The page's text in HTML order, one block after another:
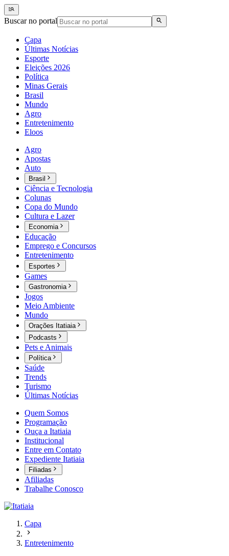
Buscar no portal
Capa
Últimas Notícias
Esporte
Eleições 2026
Política
Minas Gerais
Brasil
Mundo
Agro
Entretenimento
Eloos
Agro
Apostas
Auto
Brasil
Ciência e Tecnologia
Colunas
Copa do Mundo
Cultura e Lazer
Economia
Educação
Emprego e Concursos
Entretenimento
Esportes
Games
Gastronomia
Jogos
Meio Ambiente
Mundo
Orações Itatiaia
Podcasts
Pets e Animais
Política
Saúde
Trends
Turismo
Últimas Notícias
Quem Somos
Programação
Ouça a Itatiaia
Institucional
Entre em Contato
Expediente Itatiaia
Filiadas
Afiliadas
Trabalhe Conosco
Capa
Entretenimento